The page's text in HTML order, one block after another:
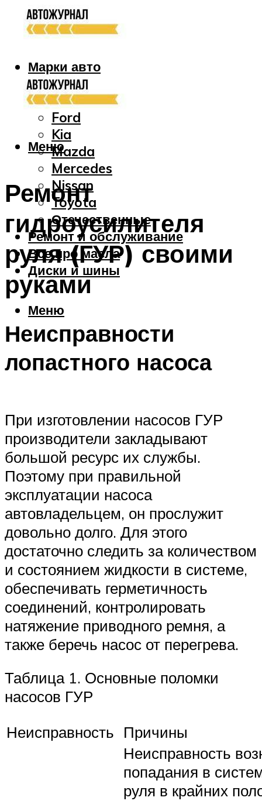
Марки авто
Audi
Bmw
Ford
Kia
Mazda
Mercedes
Nissan
Toyota
Отечественные
Ремонт и обслуживание
Все про масла
Диски и шины
Меню
Меню
Ремонт
гидроусилителя
руля (ГУР) своими
руками
Неисправности
лопастного насоса
При изготовлении насосов ГУР
производители закладывают
большой ресурс их службы.
Поэтому при правильной
эксплуатации насоса
автовладельцем, он прослужит
довольно долго. Для этого
достаточно следить за количеством
и состоянием жидкости в системе,
обеспечивать герметичность
соединений, контролировать
натяжение приводного ремня, а
также беречь насос от перегрева.
Таблица 1. Основные поломки
насосов ГУР
Неисправность Причины
Неисправность
попадания в
руля в крайних